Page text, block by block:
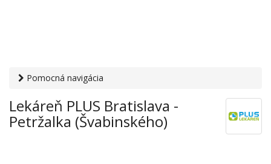
Pomocná navigácia
Bratislava - Petržalka (Švabinského)
Lekáreň PLUS Bratislava -
Petržalka (Švabinského)